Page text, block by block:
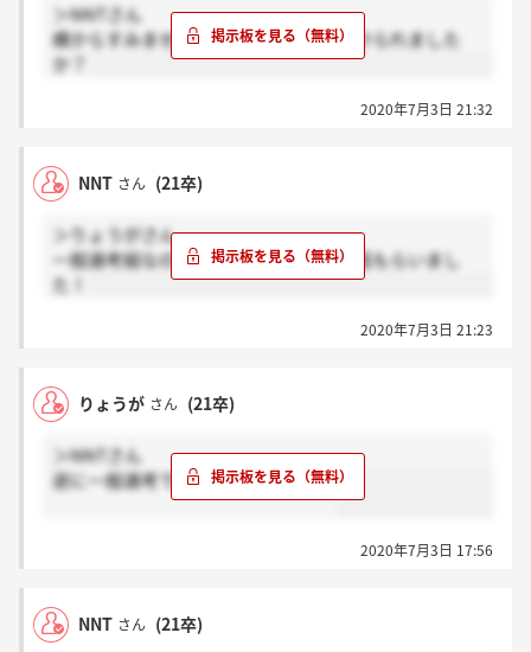
＞NNTさん
横からすみません。いつ最終面接を受けられました
か？
2020年7月3日 21:32
NNT さん (21卒)
＞りょうがさん
一般選考組なのですが、本日内定の電話もらいまし
た！
2020年7月3日 21:23
りょうが さん (21卒)
＞NNTさん
逆に一般選考で内定出た人いるん？
2020年7月3日 17:56
NNT さん (21卒)